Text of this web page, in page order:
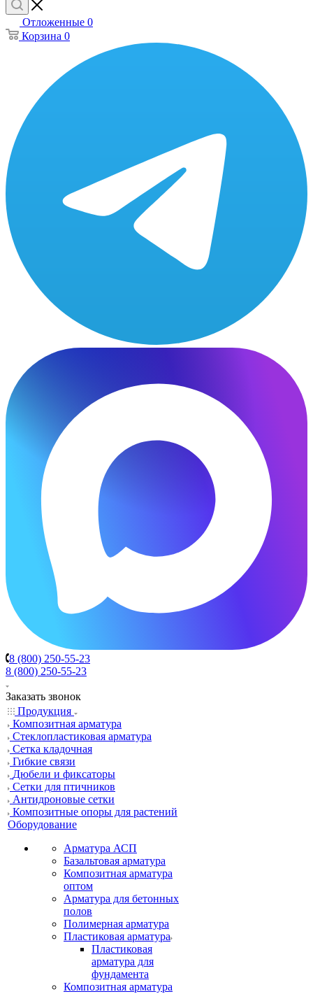
Отложенные 0
Корзина 0
8 (800) 250-55-23
8 (800) 250-55-23
Заказать звонок
Продукция
Композитная арматура
Cтеклопластиковая арматура
Сетка кладочная
Гибкие связи
Дюбели и фиксаторы
Сетки для птичников
Антидроновые сетки
Композитные опоры для растений
Оборудование
Арматура АСП
Базальтовая арматура
Композитная арматура
оптом
Арматура для бетонных
полов
Полимерная арматура
Пластиковая арматура
Пластиковая
арматура для
фундамента
Композитная арматура